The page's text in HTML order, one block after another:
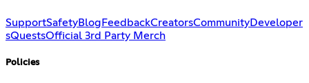
SupportSafetyBlog FeedbackCreatorsCommunityDeveloper
sQuestsOfficial 3rd Party Merch
Policies